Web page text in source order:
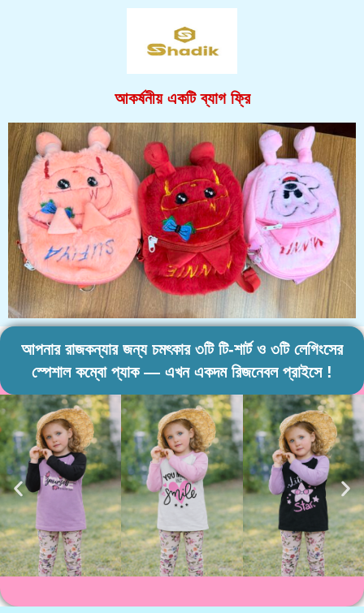
আকর্ষনীয় একটি ব্যাগ ফ্রি
আপনার রাজকন্যার জন্য চমৎকার ৩টি টি-শার্ট ও ৩টি লেগিংসের
স্পেশাল কম্বো প্যাক — এখন একদম রিজনেবল প্রাইসে !